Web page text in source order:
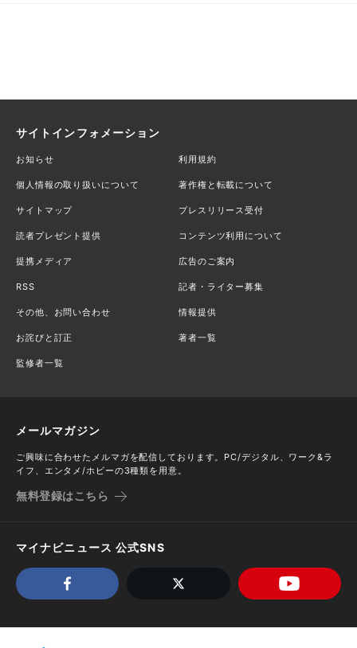
サイトインフォメーション
お知らせ 利用規約
個人情報の取り扱いについて 著作権と転載について
サイトマップ プレスリリース受付
読者プレゼント提供 コンテンツ利用について
提携メディア 広告のご案内
RSS 記者・ライター募集
その他、お問い合わせ 情報提供
お詫びと訂正 著者一覧
監修者一覧
メールマガジン
ご興味に合わせたメルマガを配信しております。PC/デジタル、ワーク&ラ
イフ、エンタメ/ホビーの3種類を用意。
無料登録はこちら
マイナビニュース 公式SNS